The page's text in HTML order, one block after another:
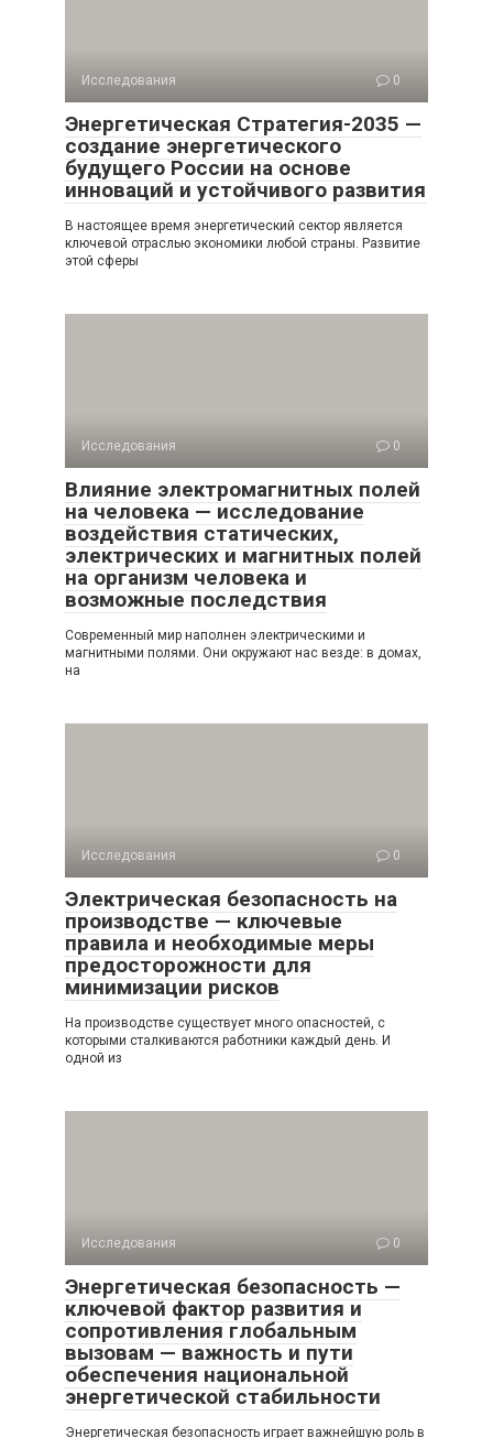
Исследования 0
Энергетическая Стратегия-2035 —
создание энергетического
будущего России на основе
инноваций и устойчивого развития
В настоящее время энергетический сектор является
ключевой отраслью экономики любой страны. Развитие
этой сферы
Исследования 0
Влияние электромагнитных полей
на человека — исследование
воздействия статических,
электрических и магнитных полей
на организм человека и
возможные последствия
Современный мир наполнен электрическими и
магнитными полями. Они окружают нас везде: в домах,
на
Исследования 0
Электрическая безопасность на
производстве — ключевые
правила и необходимые меры
предосторожности для
минимизации рисков
На производстве существует много опасностей, с
которыми сталкиваются работники каждый день. И
одной из
Исследования 0
Энергетическая безопасность —
ключевой фактор развития и
сопротивления глобальным
вызовам — важность и пути
обеспечения национальной
энергетической стабильности
Энергетическая безопасность играет важнейшую роль в